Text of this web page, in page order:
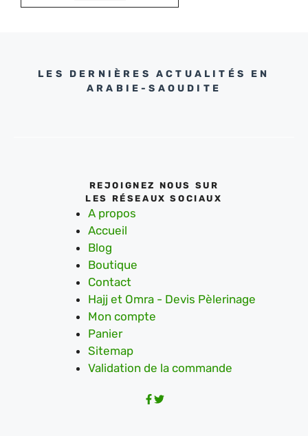
LES DERNIÈRES ACTUALITÉS EN
ARABIE-SAOUDITE
REJOIGNEZ NOUS SUR
LES RÉSEAUX SOCIAUX
A propos
Accueil
Blog
Boutique
Contact
Hajj et Omra - Devis Pèlerinage
Mon compte
Panier
Sitemap
Validation de la commande